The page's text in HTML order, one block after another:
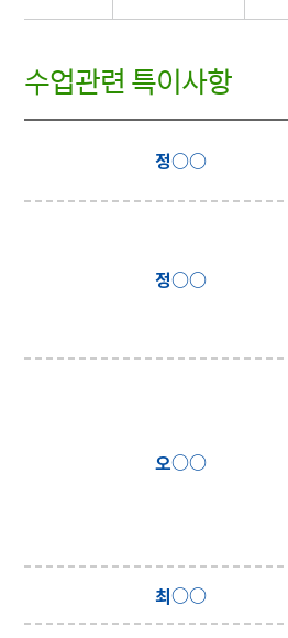
수업관련 특이사항
정○○
정○○
오○○
최○○